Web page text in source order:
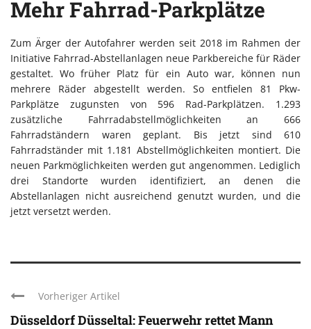
Mehr Fahrrad-Parkplätze
Zum Ärger der Autofahrer werden seit 2018 im Rahmen der
Initiative Fahrrad-Abstellanlagen neue Parkbereiche für Räder
gestaltet. Wo früher Platz für ein Auto war, können nun
mehrere Räder abgestellt werden. So entfielen 81 Pkw-
Parkplätze zugunsten von 596 Rad-Parkplätzen. 1.293
zusätzliche Fahrradabstellmöglichkeiten an 666
Fahrradständern waren geplant. Bis jetzt sind 610
Fahrradständer mit 1.181 Abstellmöglichkeiten montiert. Die
neuen Parkmöglichkeiten werden gut angenommen. Lediglich
drei Standorte wurden identifiziert, an denen die
Abstellanlagen nicht ausreichend genutzt wurden, und die
jetzt versetzt werden.
Vorheriger Artikel
Düsseldorf Düsseltal: Feuerwehr rettet Mann